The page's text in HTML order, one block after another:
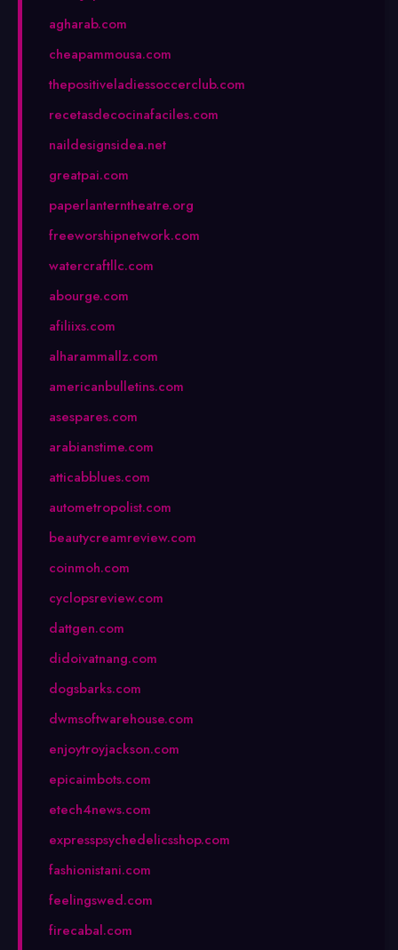
agharab.com
cheapammousa.com
thepositiveladiessoccerclub.com
recetasdecocinafaciles.com
naildesignsidea.net
greatpai.com
paperlanterntheatre.org
freeworshipnetwork.com
watercraftllc.com
abourge.com
afiliixs.com
alharammallz.com
americanbulletins.com
asespares.com
arabianstime.com
atticabblues.com
autometropolist.com
beautycreamreview.com
coinmoh.com
cyclopsreview.com
dattgen.com
didoivatnang.com
dogsbarks.com
dwmsoftwarehouse.com
enjoytroyjackson.com
epicaimbots.com
etech4news.com
expresspsychedelicsshop.com
fashionistani.com
feelingswed.com
firecabal.com